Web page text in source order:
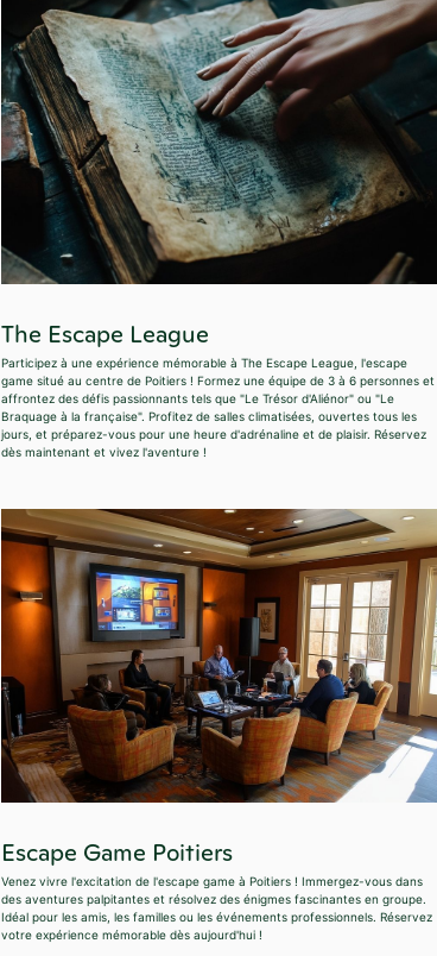
The Escape League
Participez à une expérience mémorable à The Escape League, l'escape
game situé au centre de Poitiers ! Formez une équipe de 3 à 6 personnes et
affrontez des défis passionnants tels que "Le Trésor d'Aliénor" ou "Le
Braquage à la française". Profitez de salles climatisées, ouvertes tous les
jours, et préparez-vous pour une heure d'adrénaline et de plaisir. Réservez
dès maintenant et vivez l'aventure !
Escape Game Poitiers
Venez vivre l'excitation de l'escape game à Poitiers ! Immergez-vous dans
des aventures palpitantes et résolvez des énigmes fascinantes en groupe.
Idéal pour les amis, les familles ou les événements professionnels. Réservez
votre expérience mémorable dès aujourd'hui !